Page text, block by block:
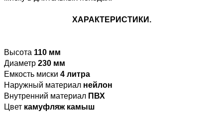
ХАРАКТЕРИСТИКИ.
Высота 110 мм
Диаметр 230 мм
Емкость миски 4 литра
Наружный материал нейлон
Внутренний материал ПВХ
Цвет камуфляж камыш